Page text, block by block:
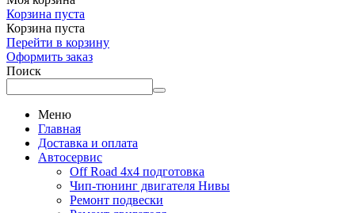
Корзина пуста
Корзина пуста
Перейти в корзину
Оформить заказ
Поиск
Меню
Главная
Доставка и оплата
Автосервис
Off Road 4x4 подготовка
Чип-тюнинг двигателя Нивы
Ремонт подвески